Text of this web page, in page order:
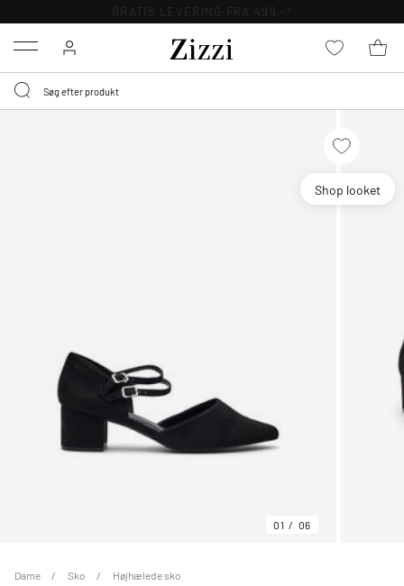
GRATIS LEVERING FRA 499,-*
Menu
Shop looket
01 06
Dame Sko Højhælede sko